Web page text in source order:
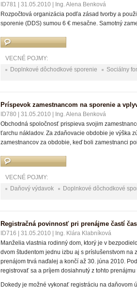
ID781 31.05.2010
Ing. Alena Benková
Rozpočtová organizácia podľa zásad tvorby a
sporenie (DDS) sumou 6 € mesačne. Samotný
VECNÉ POJMY:
Doplnkové dôchodkové sporenie
Sociálny
Príspevok zamestnancom na sporenie a
ID780 31.05.2010
Ing. Alena Benková
Obchodná spoločnosť prispieva svojim
ťarchu nákladov. Za zdaňovacie obdobie je výška
zamestnancov za obdobie, keď boli zamestnanci
VECNÉ POJMY:
Daňový výdavok
Doplnkové dôchodkové
Registračná povinnosť pri prenájme častí
ID716 31.05.2010
Ing. Klára Klabníková
Manželia vlastnia rodinný dom, ktorý je v
dvom študentom jednu izbu aj s príslušenstvom
prenájom trvá naďalej a končí až 30. júna 2010.
registrovať sa a príjem dosiahnutý z tohto
Dokedy je možné vykonať registráciu na daňovom